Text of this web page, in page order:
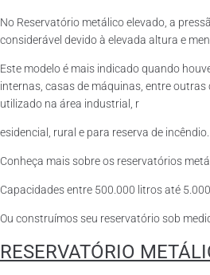
No Reservatório metálico elevado, a
considerável devido à elevada altura e
Este modelo é mais indicado quando
internas, casas de máquinas, entre
utilizado na área industrial, r
esidencial, rural e para reserva de incêndio.
Conheça mais sobre os reservatórios
Capacidades entre 500.000 litros até
Ou construímos seu reservatório sob
RESERVATÓRIO